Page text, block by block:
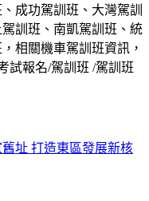
成功駕訓班、大灣駕訓
訓班、南凱駕訓班、統
相關機車駕訓班資訊，
試報名/駕訓班 /駕訓班
址 打造東區發展新核